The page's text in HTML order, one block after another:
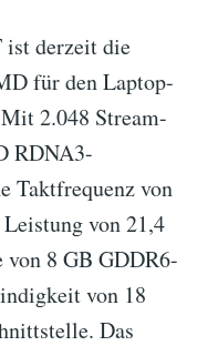
ist derzeit die
für den Laptop-
2.048 Stream-
RDNA3-
Taktfrequenz von
von 21,4
8 GB GDDR6-
von 18
Das